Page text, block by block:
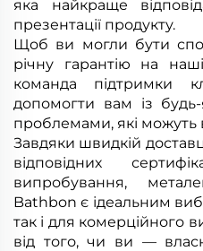
яка найкраще
презентації продукту.
Щоб ви могли бути
річну гарантію на
команда підтримки
допомогти вам із
проблемами, які можуть
Завдяки швидкій
відповідних
випробування,
Bathbon є ідеальним
так і для комерційного
від того, чи ви —